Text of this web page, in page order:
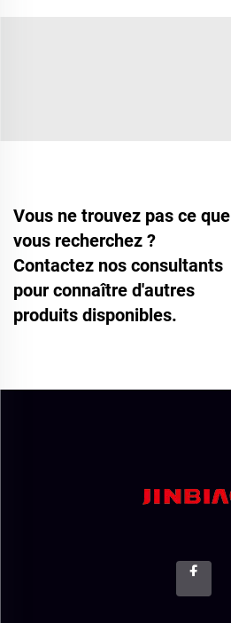
Vous ne trouvez pas ce que
vous recherchez ?
Contactez nos consultants
pour connaître d'autres
produits disponibles.